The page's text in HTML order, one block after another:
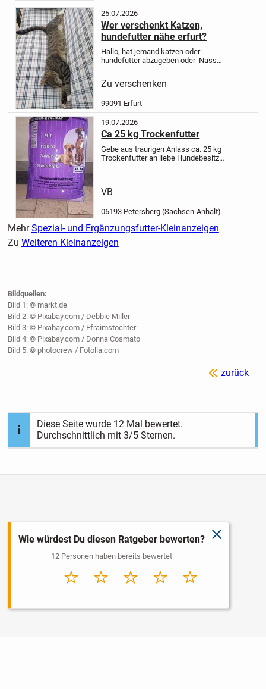
25.07.2026
Wer verschenkt Katzen,
hundefutter nähe erfurt?
Hallo, hat jemand katzen oder
hundefutter abzugeben oder Nass
erfurt, danke
Zu verschenken
99091 Erfurt
19.07.2026
Ca 25 kg Trockenfutter
Gebe aus traurigen Anlass ca. 25 kg
Trockenfutter an liebe Hundebesitzer
VB
06193 Petersberg (Sachsen-Anhalt)
MehrSpezial- und Ergänzungsfutter-Kleinanzeigen
Zu Weiteren Kleinanzeigen
Bildquellen:
Bild 1: © markt.de
Bild 2: © Pixabay.com / Debbie Miller
Bild 3: © Pixabay.com / Efraimstochter
Bild 4: © Pixabay.com / Donna Cosmato
Bild 5: © photocrew / Fotolia.com
zurück
Diese Seite wurde 12 Mal bewertet.
Durchschnittlich mit3/5 Sternen.
schließen
Wie würdest Du diesen Ratgeber bewerten?
12 Personen haben bereits bewertet